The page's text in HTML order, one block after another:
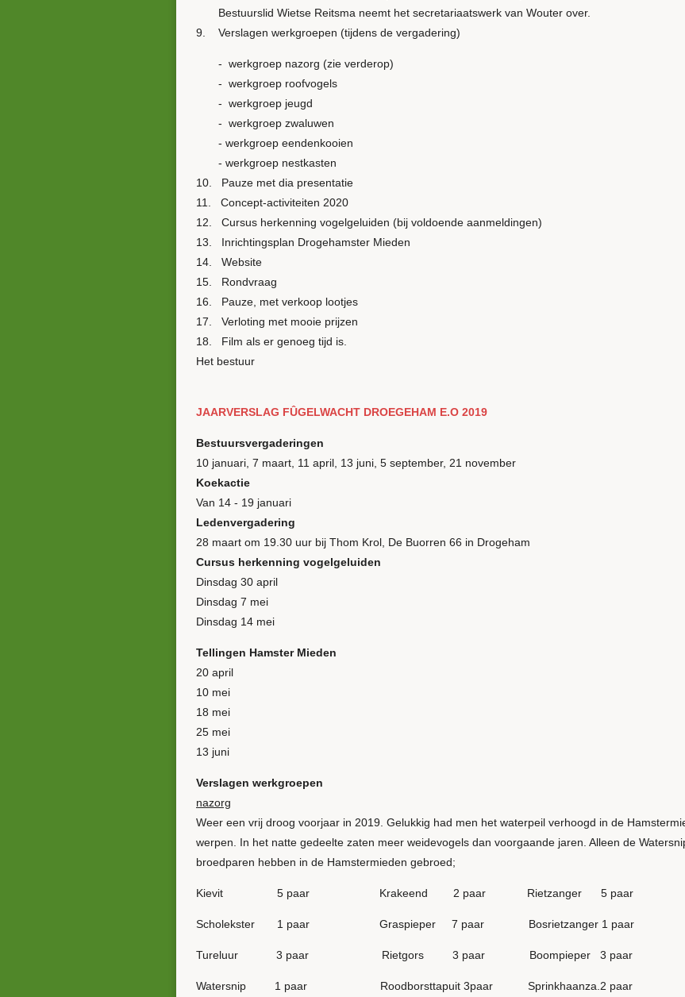
Bestuurslid Wietse Reitsma neemt het secretariaatswerk van Wouter over.
9. Verslagen werkgroepen (tijdens de vergadering)
- werkgroep nazorg (zie verderop)
- werkgroep roofvogels
- werkgroep jeugd
- werkgroep zwaluwen
- werkgroep eendenkooien
- werkgroep nestkasten
10. Pauze met dia presentatie
11. Concept-activiteiten 2020
12. Cursus herkenning vogelgeluiden (bij voldoende aanmeldingen)
13. Inrichtingsplan Drogehamster Mieden
14. Website
15. Rondvraag
16. Pauze, met verkoop lootjes
17. Verloting met mooie prijzen
18. Film als er genoeg tijd is.
Het bestuur
JAARVERSLAG FÛGELWACHT DROEGEHAM E.O 2019
Bestuursvergaderingen
10 januari, 7 maart, 11 april, 13 juni, 5 september, 21 november
Koekactie
Van 14 - 19 januari
Ledenvergadering
28 maart om 19.30 uur bij Thom Krol, De Buorren 66 in Drogeham
Cursus herkenning vogelgeluiden
Dinsdag 30 april
Dinsdag 7 mei
Dinsdag 14 mei
Tellingen Hamster Mieden
20 april
10 mei
18 mei
25 mei
13 juni
Verslagen werkgroepen
nazorg
Weer een vrij droog voorjaar in 2019. Gelukkig had men het waterpeil verhoogd in de
werpen. In het natte gedeelte zaten meer weidevogels dan voorgaande jaren. Alleen de
broedparen hebben in de Hamstermieden gebroed;
Kievit 5 paar Krakeend 2 paar Rietzanger 5 paar
Scholekster 1 paar Graspieper 7 paar Bosrietzanger 1 paar
Tureluur 3 paar Rietgors 3 paar Boompieper 3 paar
Watersnip 1 paar Roodborsttapuit 3paar Sprinkhaanza.2 paar